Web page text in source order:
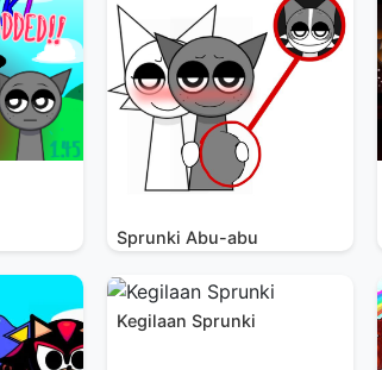
Sprunki Abu-abu
Kegilaan Sprunki